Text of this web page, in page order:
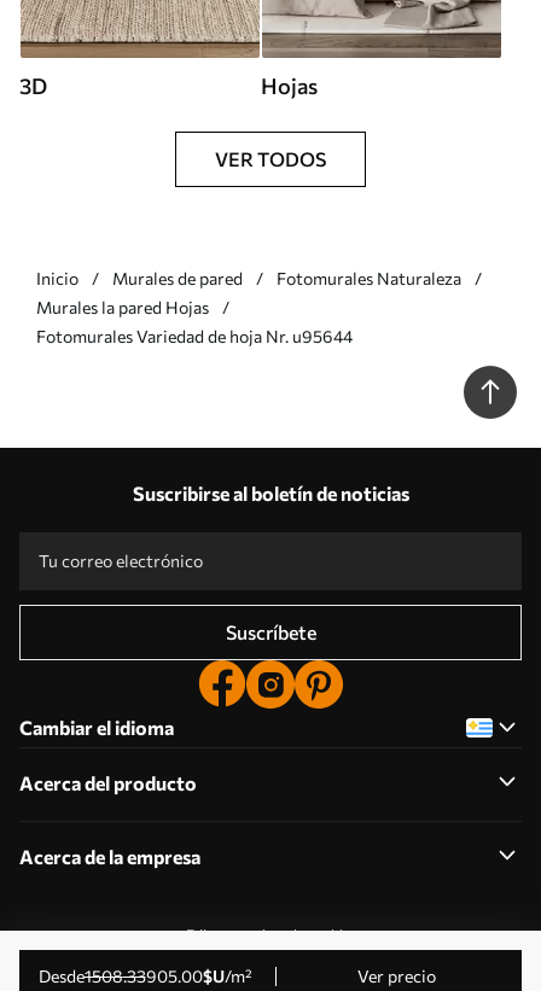
desde1508.33905.00$U/m² Ver precio
3D Hojas
VER TODOS
Inicio Murales de pared
Fotomurales Naturaleza
Murales la pared Hojas
Fotomurales Variedad de hoja Nr. u95644
Suscribirse al boletín de noticias
Suscríbete
Cambiar el idioma
Acerca del producto
Acerca de la empresa
Editar permisos de cookies
© 2011-2026 Uwalls . Todos los derechos reservados.